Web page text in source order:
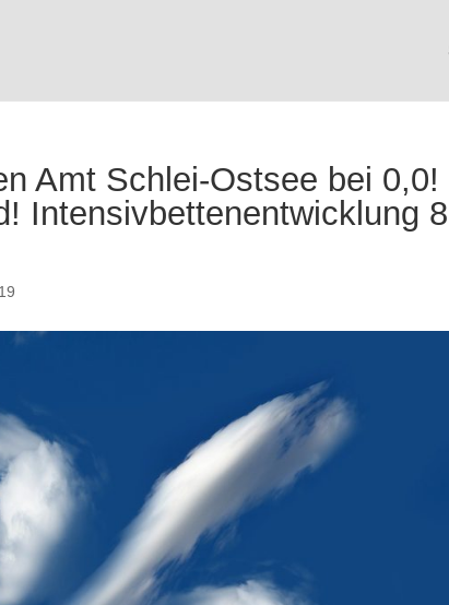
Amt Schlei-Ostsee bei 0,0!
Intensivbettenentwicklung